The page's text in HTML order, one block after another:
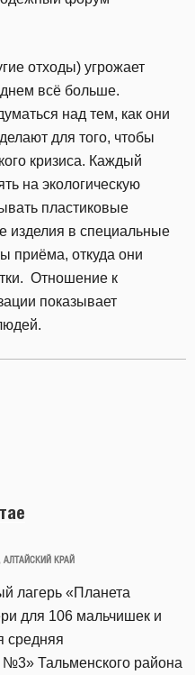
отходы) угрожает
всё больше.
над тем, как они
для того, чтобы
кризиса. Каждый
на экологическую
пластиковые
изделия в специальные
приёма, откуда они
Отношение к
показывает
КРАЙ
лагерь «Планета
для 106 мальчишек и
средняя
Тальменского района